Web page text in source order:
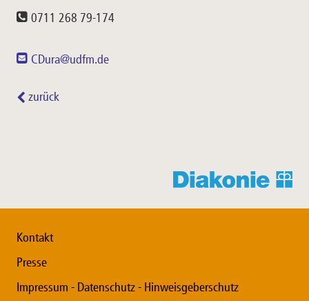
0711 268 79-174
CDura@udfm.de
zurück
Kontakt
Presse
Impressum - Datenschutz - Hinweisgeberschutz